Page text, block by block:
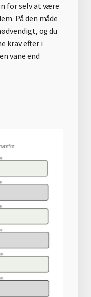
for selv at være
På den måde
og du
krav efter i
vane end